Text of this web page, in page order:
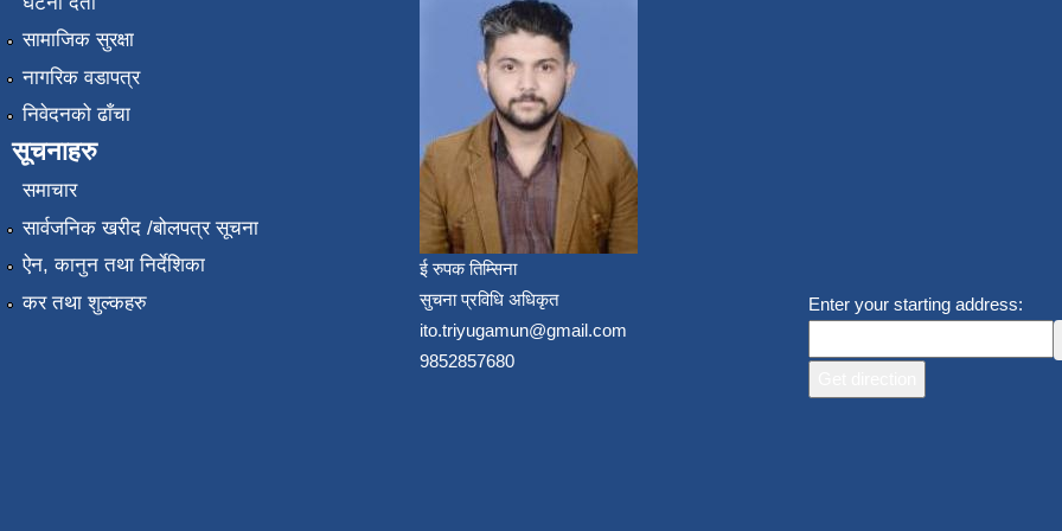
सामाजिक सुरक्षा
नागरिक वडापत्र
निवेदनको ढाँचा
सूचनाहरु
समाचार
सार्वजनिक खरीद /बोलपत्र सूचना
ऐन, कानुन तथा निर्देशिका
कर तथा शुल्कहरु
ई रुपक तिम्सिना
सुचना प्रविधि अधिकृत
ito.triyugamun@gmail.com
9852857680
Enter your starting address: